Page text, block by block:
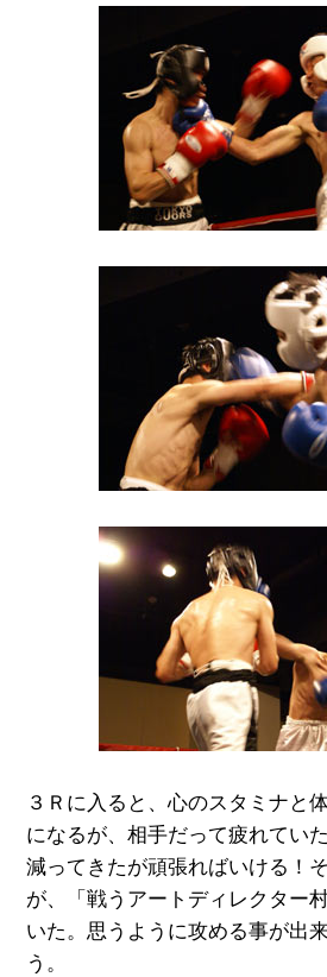
３Ｒに入ると、心のスタミナと
になるが、相手だって疲れてい
減ってきたが頑張ればいける！
が、「戦うアートディレクター
いた。思うように攻める事が出
う。